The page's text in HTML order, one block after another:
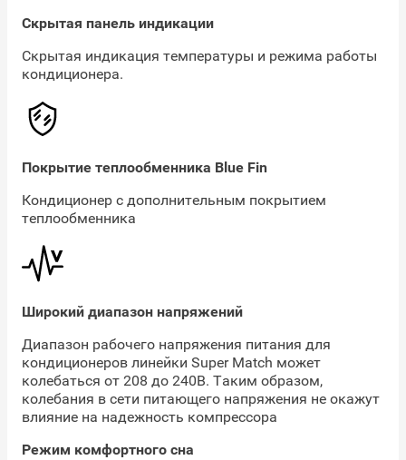
Скрытая панель индикации
Скрытая индикация температуры и режима работы
кондиционера.
Покрытие теплообменника Blue Fin
Кондиционер с дополнительным покрытием
теплообменника
Широкий диапазон напряжений
Диапазон рабочего напряжения питания для
кондиционеров линейки Super Match может
колебаться от 208 до 240В. Таким образом,
колебания в сети питающего напряжения не окажут
влияние на надежность компрессора
Режим комфортного сна